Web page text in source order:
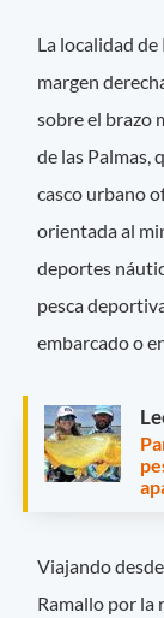
La localidad
margen
sobre el brazo
de las Palmas,
casco urbano
orientada al
deportes
pesca
embarcado o
Viajando
Ramallo por la